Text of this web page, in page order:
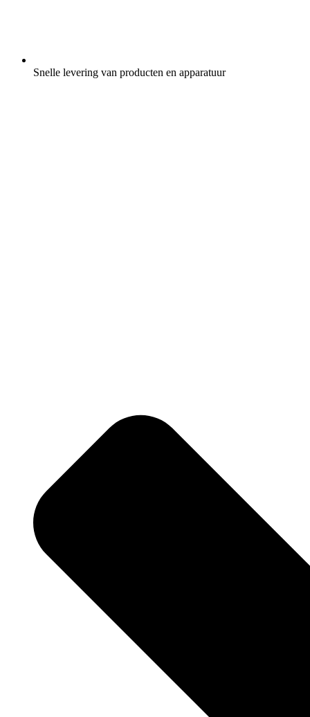
Snelle levering van producten en apparatuur